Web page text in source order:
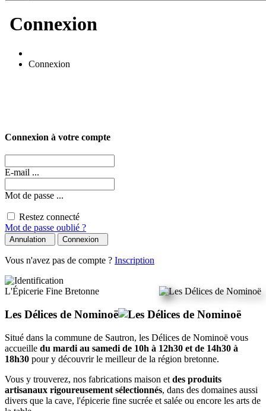
Connexion
Connexion
Connexion à votre compte
E-mail ...
Mot de passe ...
Restez connecté
Mot de passe oublié ?
Annulation Connexion
Vous n'avez pas de compte ? Inscription
L'Épicerie Fine Bretonne
Les Délices de Nominoë
Situé dans la commune de Sautron, les Délices de Nominoë vous
accueille du mardi au samedi de 10h à 12h30 et de 14h30 à
18h30 pour y découvrir le meilleur de la région bretonne.
Vous y trouverez, nos fabrications maison et des produits
artisanaux rigoureusement sélectionnés, dans des domaines aussi
divers que la cave, l'épicerie fine sucrée et salée ou encore les arts de